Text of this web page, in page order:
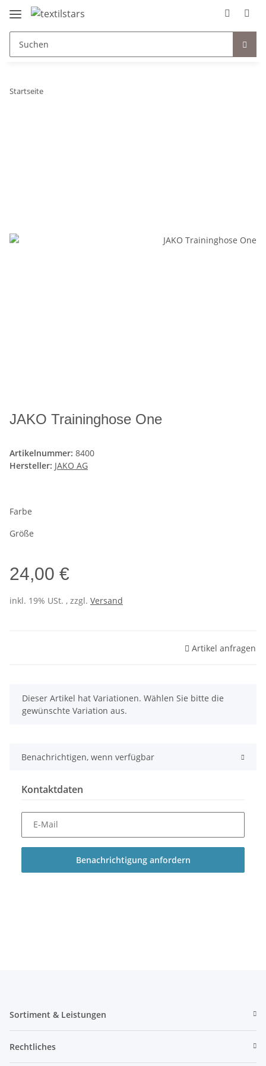
Startseite
JAKO Traininghose One
Artikelnummer: 8400
Hersteller: JAKO AG
Farbe
Größe
24,00 €
inkl. 19% USt. , zzgl. Versand
Artikel anfragen
x
Dieser Artikel hat Variationen. Wählen Sie bitte die
gewünschte Variation aus.
Benachrichtigen, wenn verfügbar
Kontaktdaten
E-Mail
Benachrichtigung anfordern
Sortiment & Leistungen
Rechtliches